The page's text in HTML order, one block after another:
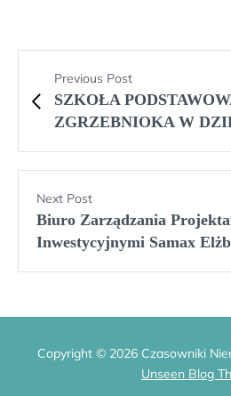
Previous Post
SZKOŁA
ZGRZEBNIOKA W
Next Post
Biuro Zarządzania
Inwestycyjnymi Samax
Copyright © 2026 Czasowniki
Unseen Blog